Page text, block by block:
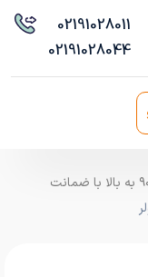
02191028011
02191028044
خودرو شاپ، خرید و فروش خودرو اقساطی مدل ۹۰ به بالا با ضمانت